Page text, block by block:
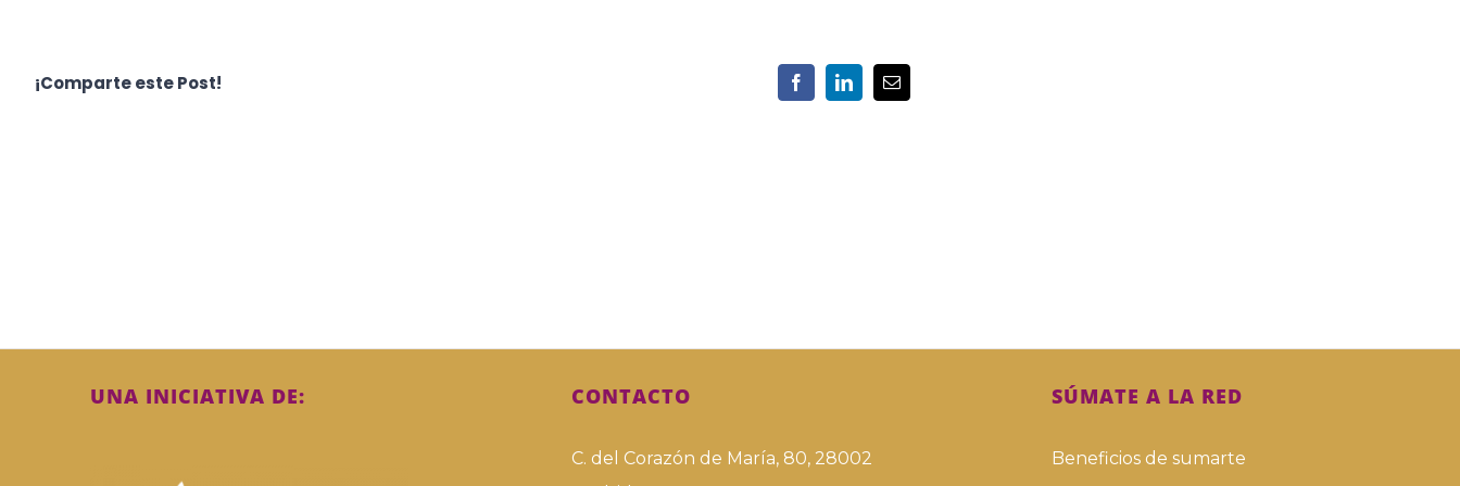
¡Comparte este Post!
UNA INICIATIVA DE: CONTACTO
C. del Corazón de María, 80, 28002
SÚMATE A LA RED
Beneficios de sumarte